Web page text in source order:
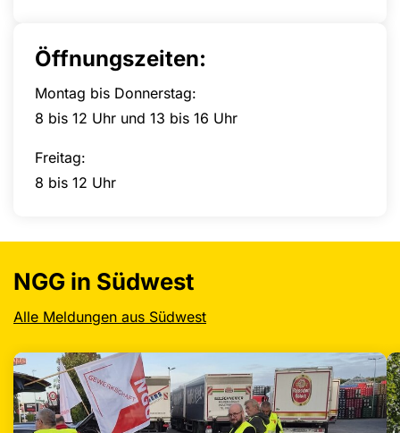
Öffnungszeiten:
Montag bis Donnerstag:
8 bis 12 Uhr und 13 bis 16 Uhr
Freitag:
8 bis 12 Uhr
NGG in Südwest
Alle Meldungen aus Südwest